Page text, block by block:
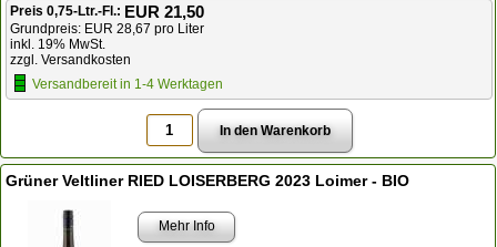
Preis 0,75-Ltr.-Fl.: EUR 21,50
Grundpreis: EUR 28,67 pro Liter
inkl. 19% MwSt.
zzgl. Versandkosten
Versandbereit in 1-4 Werktagen
Grüner Veltliner RIED LOISERBERG 2023 Loimer - BIO
Mehr Info